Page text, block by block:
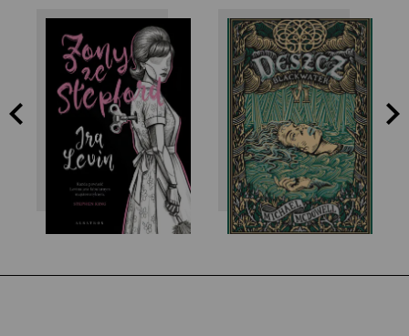
Ira Levin Michael McDowell